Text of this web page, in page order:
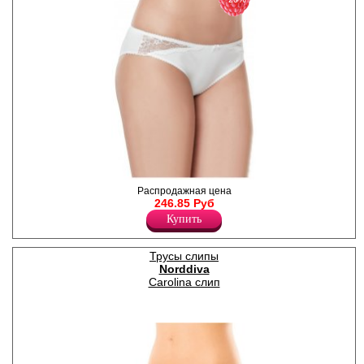
Трусики-слипы женские
хлопковые, декорированы
кружевными вставками на
передней части изделия,
атласный бантик.
Лайкра 5%
Хлопок 95%
Распродажная цена
246.85 Руб
Купить
Трусы слипы
Norddiva
Carolina слип